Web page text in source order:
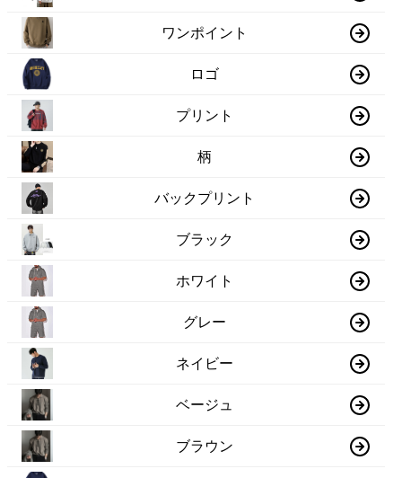
ワンポイント
ロゴ
プリント
柄
バックプリント
ブラック
ホワイト
グレー
ネイビー
ベージュ
ブラウン